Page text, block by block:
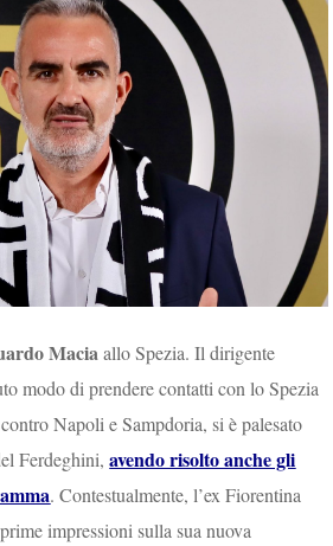
Maciaallo Spezia. Il dirigente
modo di prendere contatti con lo Spezia
Napoli e Sampdoria, si è palesato
Ferdeghini,avendo risolto anche gli
. Contestualmente, l’ex Fiorentina
impressioni sulla sua nuova